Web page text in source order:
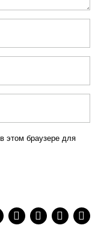
этом браузере для